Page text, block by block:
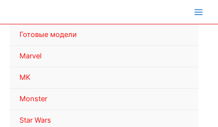
Готовые модели
Marvel
MK
Monster
Star Wars